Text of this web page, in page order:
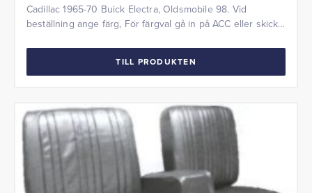
Cadillac 1965-70 Buick Electra, Oldsmobile 98. Vid
beställning ange färg, För färgval gå in på ACC eller skicka
TILL PRODUKTEN